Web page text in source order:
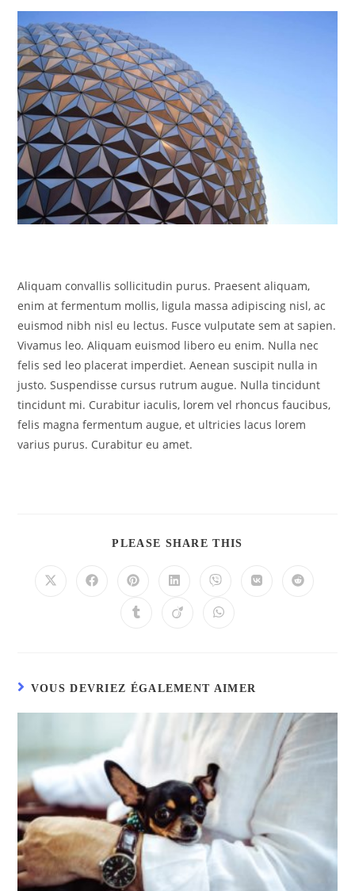
Aliquam convallis sollicitudin purus. Praesent aliquam,
enim at fermentum mollis, ligula massa adipiscing nisl, ac
euismod nibh nisl eu lectus. Fusce vulputate sem at sapien.
Vivamus leo. Aliquam euismod libero eu enim. Nulla nec
felis sed leo placerat imperdiet. Aenean suscipit nulla in
justo. Suspendisse cursus rutrum augue. Nulla tincidunt
tincidunt mi. Curabitur iaculis, lorem vel rhoncus faucibus,
felis magna fermentum augue, et ultricies lacus lorem
varius purus. Curabitur eu amet.
PLEASE SHARE THIS
VOUS DEVRIEZ ÉGALEMENT AIMER